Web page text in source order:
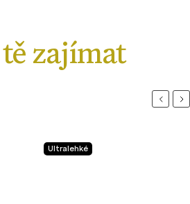
Ultralehké